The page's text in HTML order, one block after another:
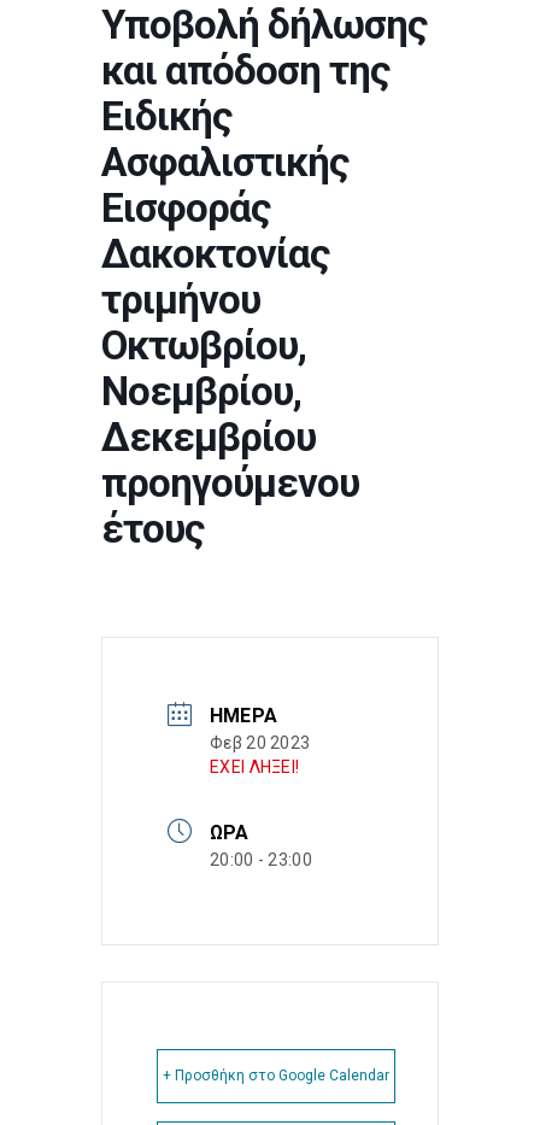
Υποβολή δήλωσης
και απόδοση της
Ειδικής
Ασφαλιστικής
Εισφοράς
Δακοκτονίας
τριμήνου
Οκτωβρίου,
Νοεμβρίου,
Δεκεμβρίου
προηγούμενου
έτους
ΗΜΈΡΑ
Φεβ 20 2023
ΕΧΕΙ ΛΗΞΕΙ!
ΏΡΑ
20:00 - 23:00
+ Προσθήκη στο Google Calendar